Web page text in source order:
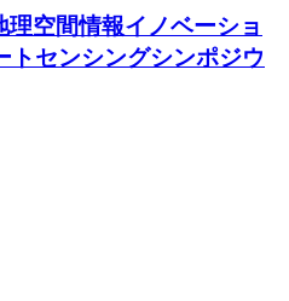
理空間情報イノベーショ
トセンシングシンポジウ